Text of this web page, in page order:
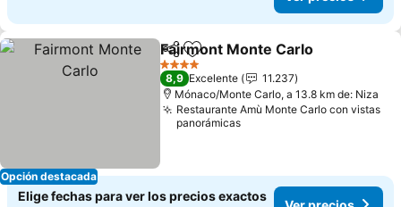
Opción destacada
CompartirAgregar a favoritos
Fairmont Monte Carlo
4 Estrellas
8,9 Excelente
11.237
Mónaco/Monte Carlo, a 13.8 km de: Niza
Restaurante Amù Monte Carlo con vistas
panorámicas
Elige fechas para ver los precios exactos